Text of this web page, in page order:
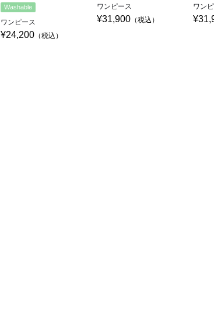
Washable
ワンピース
¥24,200 （税込）
ワンピース
¥31,900 （税込）
ワン